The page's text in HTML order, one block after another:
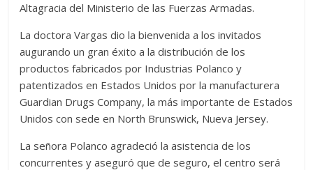
Altagracia del Ministerio de las Fuerzas Armadas.
La doctora Vargas dio la bienvenida a los invitados
augurando un gran éxito a la distribución de los
productos fabricados por Industrias Polanco y
patentizados en Estados Unidos por la manufacturera
Guardian Drugs Company, la más importante de Estados
Unidos con sede en North Brunswick, Nueva Jersey.
La señora Polanco agradeció la asistencia de los
concurrentes y aseguró que de seguro, el centro será